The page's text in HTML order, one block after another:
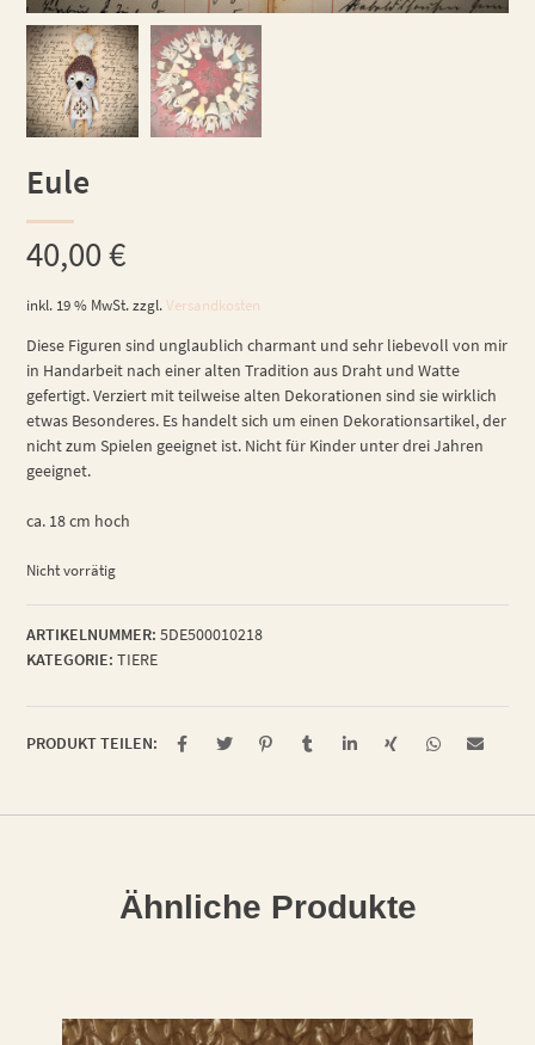
Eule
40,00€
inkl. 19 % MwSt. zzgl.Versandkosten
Diese Figuren sind unglaublich charmant und sehr liebevoll von mir
in Handarbeit nach einer alten Tradition aus Draht und Watte
gefertigt. Verziert mit teilweise alten Dekorationen sind sie wirklich
etwas Besonderes. Es handelt sich um einen Dekorationsartikel, der
nicht zum Spielen geeignet ist. Nicht für Kinder unter drei Jahren
geeignet.
ca. 18 cm hoch
Nicht vorrätig
ARTIKELNUMMER: 5DE500010218
KATEGORIE: TIERE
PRODUKT TEILEN:
Ähnliche Produkte